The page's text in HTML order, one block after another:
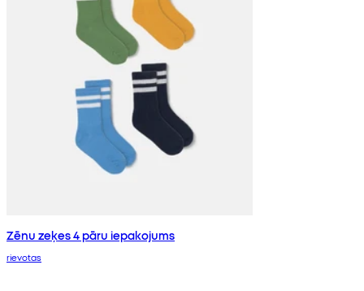
Zēnu zeķes 4 pāru iepakojums
rievotas